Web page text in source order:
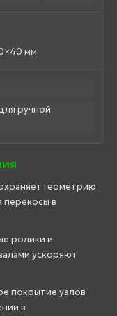
мм
ручной
геометрию
перекосы в
ролики и
ускоряют
покрытие узлов
в